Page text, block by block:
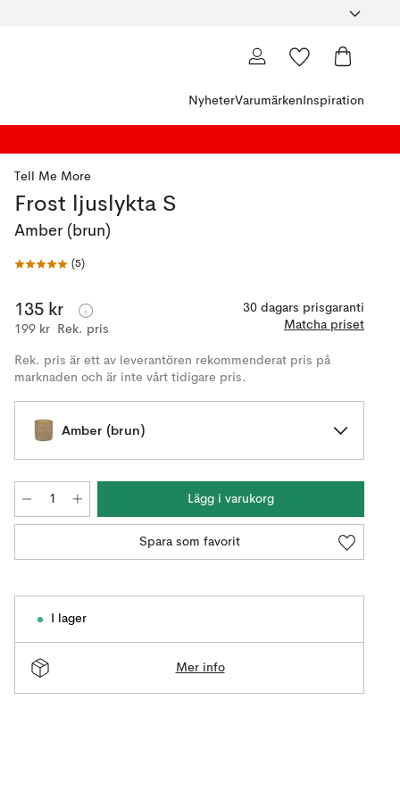
NyheterVarumärken Inspiration
Tell Me More
Frost ljuslykta S
Amber (brun)
(5)
135 kr
199 kr Rek. pris
30 dagars prisgaranti
Matcha priset
Rek. pris är ett av leverantören rekommenderat pris på
marknaden och är inte vårt tidigare pris.
Amber (brun)
Lägg i varukorg
Spara som favorit
I lager
Mer info